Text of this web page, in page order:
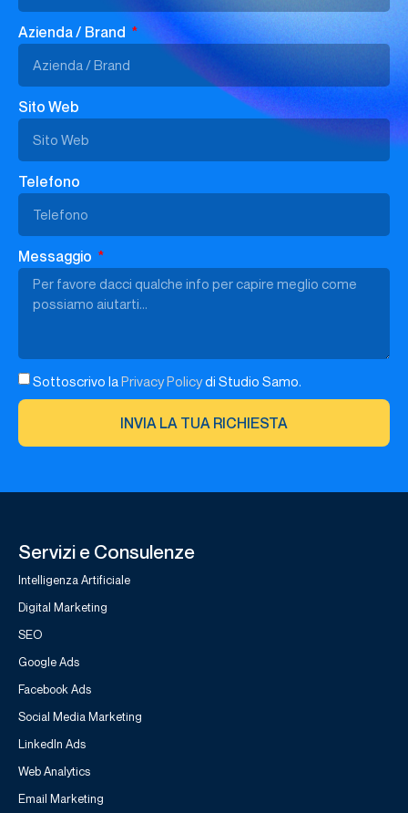
Azienda / Brand
Sito Web
Telefono
Messaggio
Sottoscrivo la Privacy Policydi Studio Samo.
INVIA LA TUA RICHIESTA
Servizi e Consulenze
Intelligenza Artificiale
Digital Marketing
SEO
Google Ads
Facebook Ads
Social Media Marketing
LinkedIn Ads
Web Analytics
Email Marketing